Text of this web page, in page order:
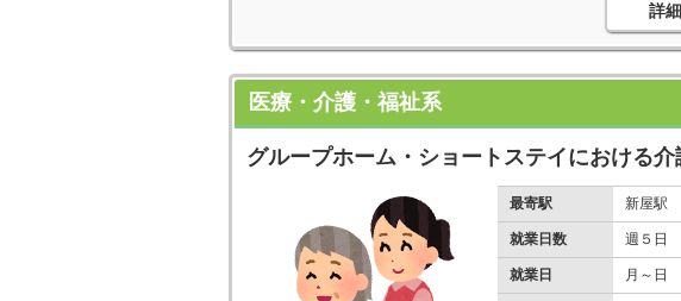
詳
医療・介護・福祉系
グループホーム・ショートステイにおける
最寄駅 新屋駅
就業日数 週５日
就業日 月～日